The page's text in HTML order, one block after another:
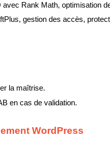
avec Rank Math, optimisation
gestion des accès,
la maîtrise.
en cas de validation.
WordPress